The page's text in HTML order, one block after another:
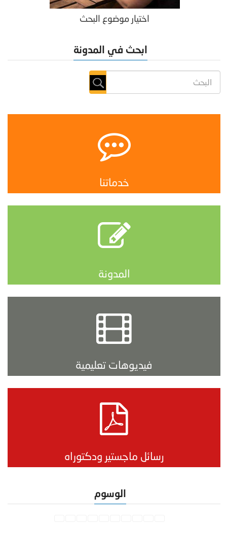
اختيار موضوع البحث
ابحث في المدونة
خدماتنا
المدونة
فيديوهات تعليمية
رسائل ماجستير ودكتوراه
الوسوم